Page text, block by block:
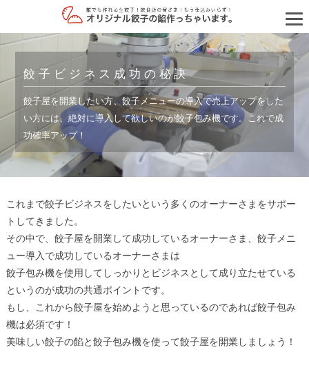
餃子ビジネス成功の秘訣
餃子屋を開業したい方、餃子メニューの導入で売上アップをした
い方には、絶対に導入して欲しいのが餃子包み機です。これで成
功確率アップ！
これまで餃子ビジネスをしたいという多くのオーナーさまをサポー
トしてきました。
その中で、餃子屋を開業して成功しているオーナーさま、餃子メニ
ュー導入で成功しているオーナーさまは
餃子包み機を使用してしっかりとビジネスとして成り立たせている
というのが成功の共通ポイントです。
もし、これから餃子屋を始めようと思っているのであれば餃子包み
機は必須です！
美味しい餃子の餡と餃子包み機を使って餃子屋を開業しましょう！